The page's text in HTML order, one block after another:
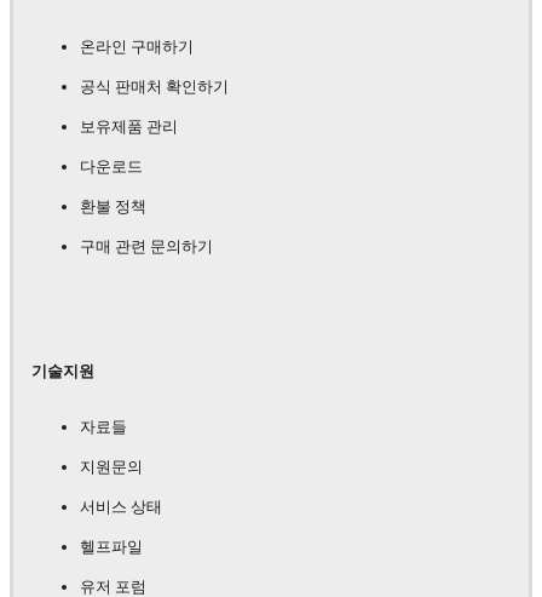
온라인 구매하기
공식 판매처 확인하기
보유제품 관리
다운로드
환불 정책
구매 관련 문의하기
기술지원
자료들
지원문의
서비스 상태
헬프파일
유저 포럼